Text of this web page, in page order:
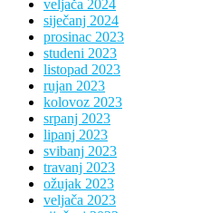
veljača 2024
siječanj 2024
prosinac 2023
studeni 2023
listopad 2023
rujan 2023
kolovoz 2023
srpanj 2023
lipanj 2023
svibanj 2023
travanj 2023
ožujak 2023
veljača 2023